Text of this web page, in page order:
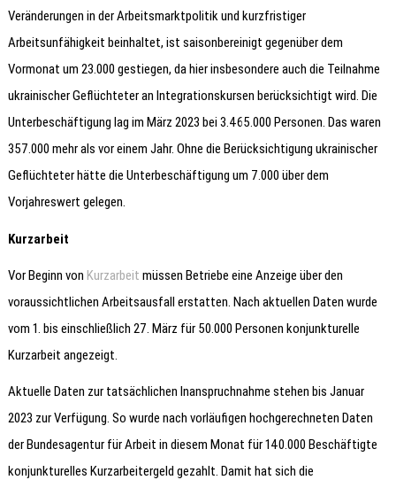
Veränderungen in der Arbeitsmarktpolitik und kurzfristiger
Arbeitsunfähigkeit beinhaltet, ist saisonbereinigt gegenüber dem
Vormonat um 23.000 gestiegen, da hier insbesondere auch die Teilnahme
ukrainischer Geflüchteter an Integrationskursen berücksichtigt wird. Die
Unterbeschäftigung lag im März 2023 bei 3.465.000 Personen. Das waren
357.000 mehr als vor einem Jahr. Ohne die Berücksichtigung ukrainischer
Geflüchteter hätte die Unterbeschäftigung um 7.000 über dem
Vorjahreswert gelegen.
Kurzarbeit
Vor Beginn von Kurzarbeit müssen Betriebe eine Anzeige über den
voraussichtlichen Arbeitsausfall erstatten. Nach aktuellen Daten wurde
vom 1. bis einschließlich 27. März für 50.000 Personen konjunkturelle
Kurzarbeit angezeigt.
Aktuelle Daten zur tatsächlichen Inanspruchnahme stehen bis Januar
2023 zur Verfügung. So wurde nach vorläufigen hochgerechneten Daten
der Bundesagentur für Arbeit in diesem Monat für 140.000 Beschäftigte
konjunkturelles Kurzarbeitergeld gezahlt. Damit hat sich die